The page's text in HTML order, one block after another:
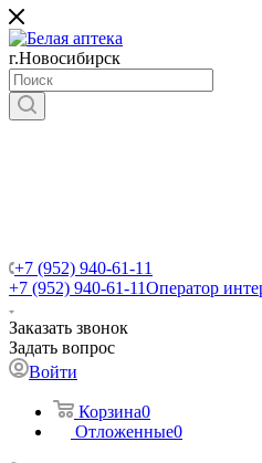
г.Новосибирск
+7 (952) 940-61-11
+7 (952) 940-61-11Оператор
Заказать звонок
Задать вопрос
Войти
Корзина0
Отложенные0